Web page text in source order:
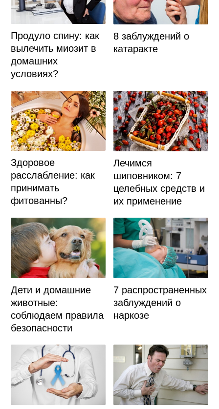
Продуло спину: как
вылечить миозит в
домашних
условиях?
8 заблуждений о
катаракте
Здоровое
расслабление: как
принимать
фитованны?
Лечимся
шиповником: 7
целебных средств и
их применение
Дети и домашние
животные:
соблюдаем правила
безопасности
7 распространенных
заблуждений о
наркозе